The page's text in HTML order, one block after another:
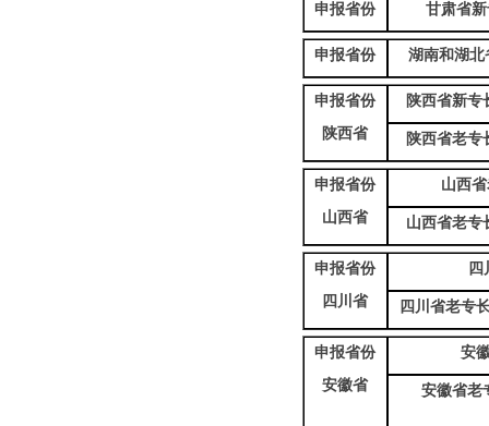
申报省份 甘肃省
申报省份 湖南和湖北
申报省份
陕西省
陕西省新专
陕西省老专
申报省份
山西省
山西
山西省老专
申报省份
四川省
四川省老专
申报省份
安徽省
安
安徽省老